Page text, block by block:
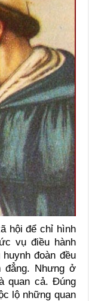
hội để chỉ hình
vụ điều hành
đoàn đều
Nhưng ở
quan cả. Ðúng
lộ những quan